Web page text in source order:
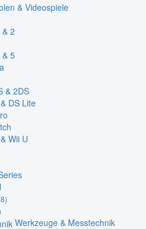
& Videospiele
2
& 5
& 2DS
DS Lite
Wii U
Werkzeuge & Messtechnik